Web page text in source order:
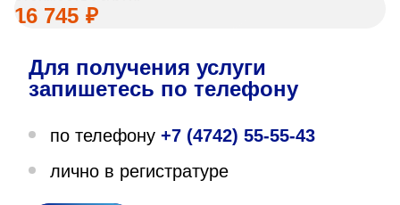
Вакансии
О нас
16 745 ₽
Для получения услуги
запишетесь по телефону
по телефону +7 (4742) 55-55-43
лично в регистратуре